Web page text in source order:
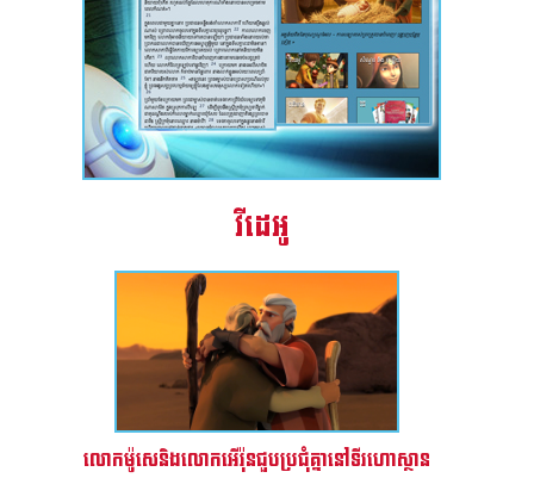
វីដេអូ
លោកម៉ូសេនិងលោកអើរ៉ុនជួបប្រជុំគ្នានៅទីរហោស្ថាន